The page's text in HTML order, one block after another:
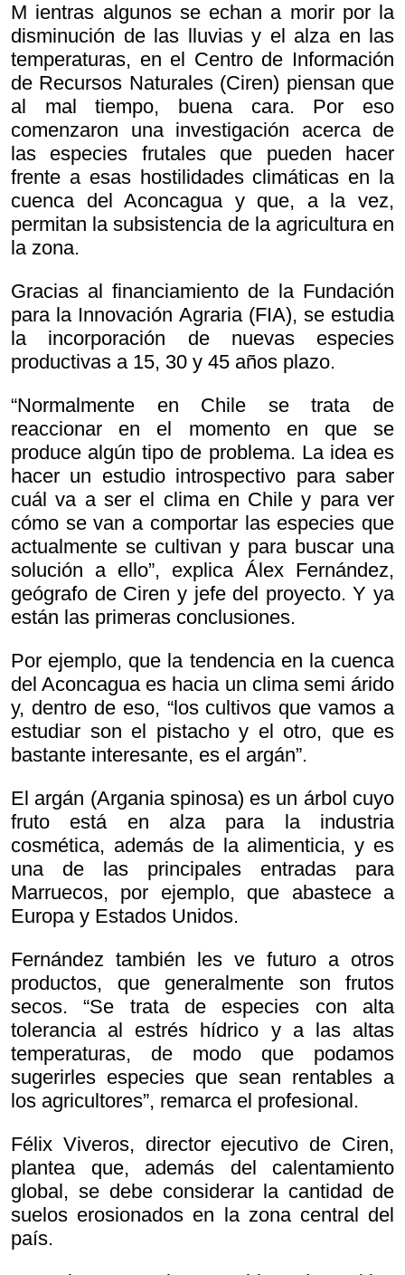
M ientras algunos se echan a morir por la
disminución de las lluvias y el alza en las
temperaturas, en el Centro de Información
de Recursos Naturales (Ciren) piensan que
al mal tiempo, buena cara. Por eso
comenzaron una investigación acerca de
las especies frutales que pueden hacer
frente a esas hostilidades climáticas en la
cuenca del Aconcagua y que, a la vez,
permitan la subsistencia de la agricultura en
la zona.
Gracias al financiamiento de la Fundación
para la Innovación Agraria (FIA), se estudia
la incorporación de nuevas especies
productivas a 15, 30 y 45 años plazo.
“Normalmente en Chile se trata de
reaccionar en el momento en que se
produce algún tipo de problema. La idea es
hacer un estudio introspectivo para saber
cuál va a ser el clima en Chile y para ver
cómo se van a comportar las especies que
actualmente se cultivan y para buscar una
solución a ello”, explica Álex Fernández,
geógrafo de Ciren y jefe del proyecto. Y ya
están las primeras conclusiones.
Por ejemplo, que la tendencia en la cuenca
del Aconcagua es hacia un clima semi árido
y, dentro de eso, “los cultivos que vamos a
estudiar son el pistacho y el otro, que es
bastante interesante, es el argán”.
El argán (Argania spinosa) es un árbol cuyo
fruto está en alza para la industria
cosmética, además de la alimenticia, y es
una de las principales entradas para
Marruecos, por ejemplo, que abastece a
Europa y Estados Unidos.
Fernández también les ve futuro a otros
productos, que generalmente son frutos
secos. “Se trata de especies con alta
tolerancia al estrés hídrico y a las altas
temperaturas, de modo que podamos
sugerirles especies que sean rentables a
los agricultores”, remarca el profesional.
Félix Viveros, director ejecutivo de Ciren,
plantea que, además del calentamiento
global, se debe considerar la cantidad de
suelos erosionados en la zona central del
país.